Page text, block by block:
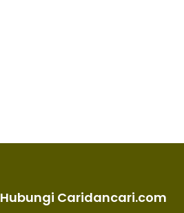
Hubungi Caridancari.com